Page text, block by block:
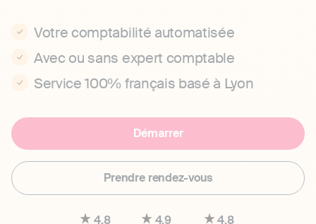
Votre comptabilité automatisée
Avec ou sans expert comptable
Service 100% français basé à Lyon
Démarrer
Prendre rendez-vous
4.8 4.9 4.8